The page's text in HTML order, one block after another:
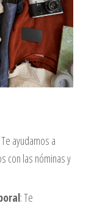
ayudamos a
con las nóminas y
: Te